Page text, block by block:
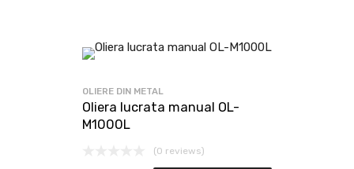
OLIERE DIN METAL
Oliera lucrata manual OL-
M1000L
(0 reviews)